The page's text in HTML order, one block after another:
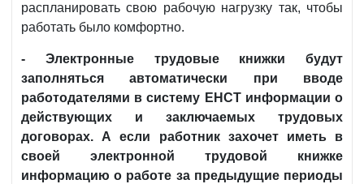
распланировать свою рабочую нагрузку так, чтобы
работать было комфортно.
- Электронные трудовые книжки будут
заполняться автоматически при вводе
работодателями в систему ЕНСТ информации о
действующих и заключаемых трудовых
договорах. А если работник захочет иметь в
своей электронной трудовой книжке
информацию о работе за предыдущие периоды